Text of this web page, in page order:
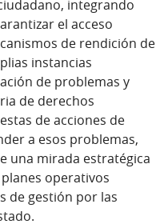
integrando
el acceso
de rendición de
instancias
de problemas y
de derechos
de acciones de
a esos problemas,
una mirada estratégica
operativos
de gestión por las